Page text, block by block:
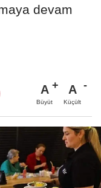
devam
A
Büyüt
A
Küçült